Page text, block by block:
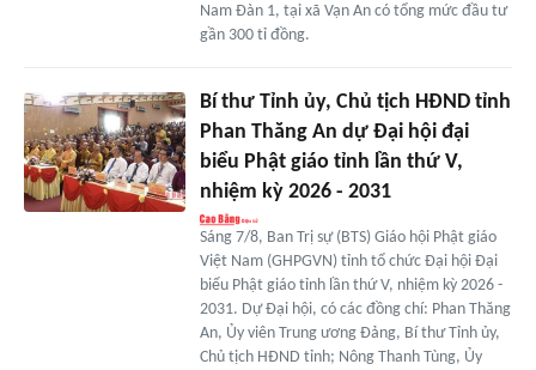
Nam Đàn 1, tại xã Vạn An có tổng mức đầu tư
gần 300 tỉ đồng.
Bí thư Tỉnh ủy, Chủ tịch HĐND tỉnh
Phan Thăng An dự Đại hội đại
biểu Phật giáo tỉnh lần thứ V,
nhiệm kỳ 2026 - 2031
Sáng 7/8, Ban Trị sự (BTS) Giáo hội Phật giáo
Việt Nam (GHPGVN) tỉnh tổ chức Đại hội Đại
biểu Phật giáo tỉnh lần thứ V, nhiệm kỳ 2026 -
2031. Dự Đại hội, có các đồng chí: Phan Thăng
An, Ủy viên Trung ương Đảng, Bí thư Tỉnh ủy,
Chủ tịch HĐND tỉnh; Nông Thanh Tùng, Ủy